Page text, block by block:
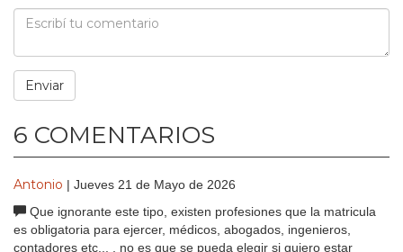
6 COMENTARIOS
Antonio | Jueves 21 de Mayo de 2026
Que ignorante este tipo, existen profesiones que la matricula
es obligatoria para ejercer, médicos, abogados, ingenieros,
contadores etc... , no es que se pueda elegir si quiero estar